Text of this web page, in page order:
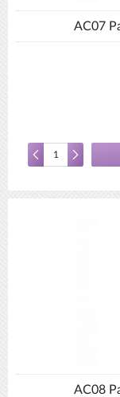
AC07
AC08